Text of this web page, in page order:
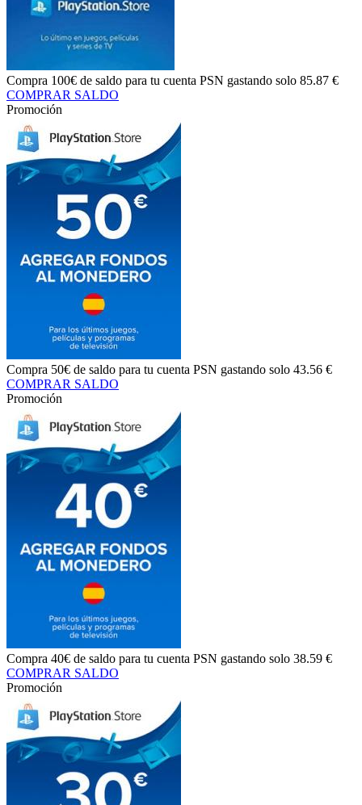
Compra 100€ de saldo para tu cuenta PSN gastando solo 85.87 €
COMPRAR SALDO
Promoción
Compra 50€ de saldo para tu cuenta PSN gastando solo 43.56 €
COMPRAR SALDO
Promoción
Compra 40€ de saldo para tu cuenta PSN gastando solo 38.59 €
COMPRAR SALDO
Promoción